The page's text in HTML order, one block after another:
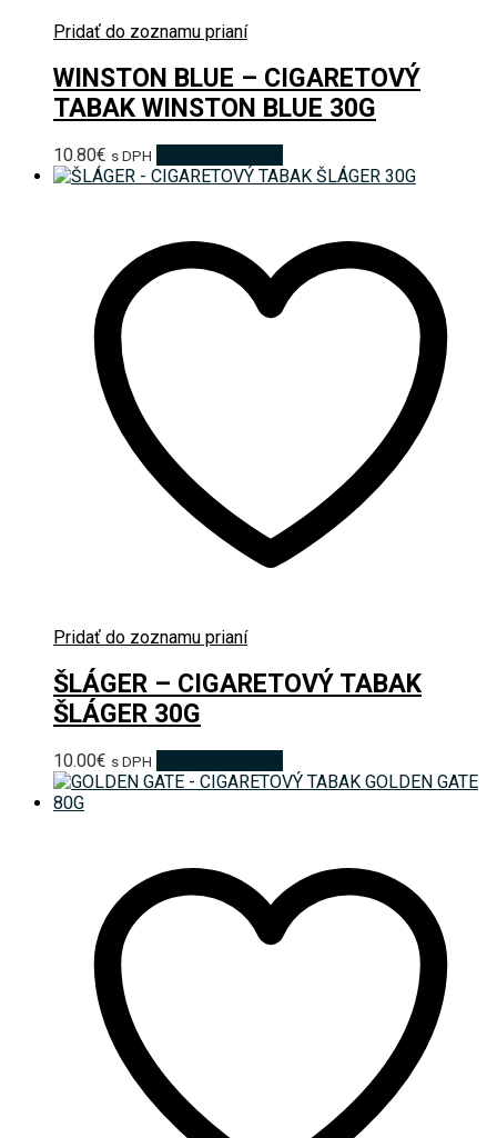
Pridať do zoznamu prianí
WINSTON BLUE – CIGARETOVÝ
TABAK WINSTON BLUE 30G
10.80€ s DPH
Pridať do zoznamu prianí
ŠLÁGER – CIGARETOVÝ TABAK
ŠLÁGER 30G
10.00€ s DPH